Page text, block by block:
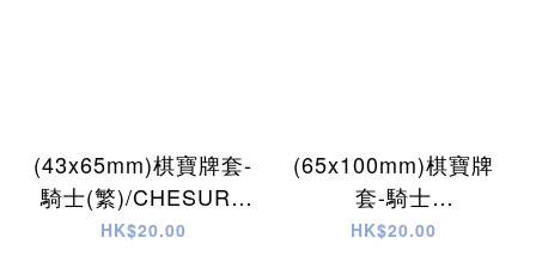
(43x65mm)棋寶牌套-
騎士(繁)/CHESURE
Sleeves Knight
HK$20.00
(65x100mm)棋寶牌
套-騎士
(繁)/CHESURE
HK$20.00